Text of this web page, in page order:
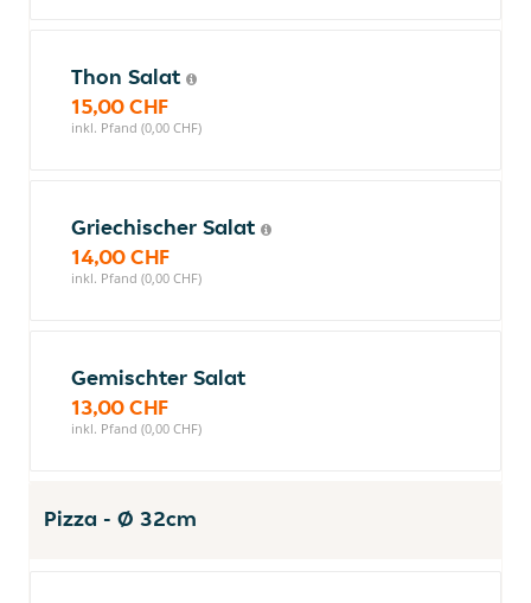
Thon Salat
15,00 CHF
inkl. Pfand (0,00 CHF)
Griechischer Salat
14,00 CHF
inkl. Pfand (0,00 CHF)
Gemischter Salat
13,00 CHF
inkl. Pfand (0,00 CHF)
Pizza - Ø 32cm